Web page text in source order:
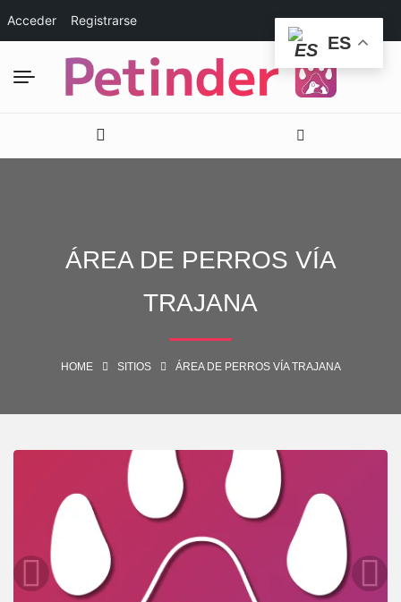
Acceder Registrarse
ÁREA DE PERROS VÍA
TRAJANA
HOME SITIOS ÁREA DE PERROS VÍA TRAJANA
ES